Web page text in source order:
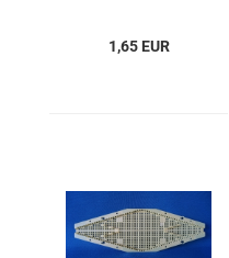
1,65 EUR